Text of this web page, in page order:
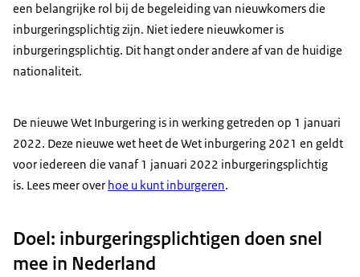
een belangrijke rol bij de begeleiding van nieuwkomers die
inburgeringsplichtig zijn. Niet iedere nieuwkomer is
inburgeringsplichtig. Dit hangt onder andere af van de huidige
nationaliteit.
De nieuwe Wet Inburgering is in werking getreden op 1 januari
2022. Deze nieuwe wet heet de Wet inburgering 2021 en geldt
voor iedereen die vanaf 1 januari 2022 inburgeringsplichtig
is. Lees meer over hoe u kunt inburgeren.
Doel: inburgeringsplichtigen doen snel
mee in Nederland